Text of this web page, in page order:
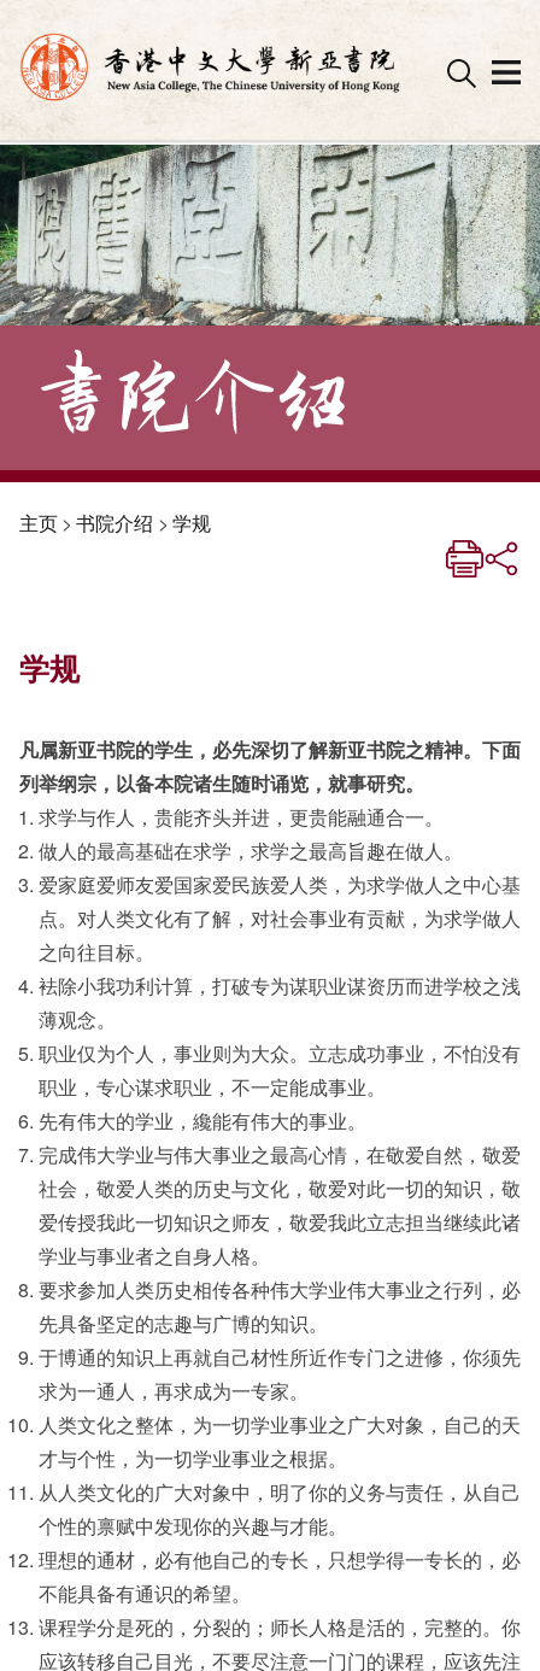
Skip
to
content
主页> 书院介绍 > 学规
学规
凡属新亚书院的学生，必先深切了解新亚书院之精神。下面
列举纲宗，以备本院诸生随时诵览，就事研究。
求学与作人，贵能齐头并进，更贵能融通合一。
做人的最高基础在求学，求学之最高旨趣在做人。
爱家庭爱师友爱国家爱民族爱人类，为求学做人之中心基
点。对人类文化有了解，对社会事业有贡献，为求学做人
之向往目标。
袪除小我功利计算，打破专为谋职业谋资历而进学校之浅
薄观念。
职业仅为个人，事业则为大众。立志成功事业，不怕没有
职业，专心谋求职业，不一定能成事业。
先有伟大的学业，纔能有伟大的事业。
完成伟大学业与伟大事业之最高心情，在敬爱自然，敬爱
社会，敬爱人类的历史与文化，敬爱对此一切的知识，敬
爱传授我此一切知识之师友，敬爱我此立志担当继续此诸
学业与事业者之自身人格。
要求参加人类历史相传各种伟大学业伟大事业之行列，必
先具备坚定的志趣与广博的知识。
于博通的知识上再就自己材性所近作专门之进修，你须先
求为一通人，再求成为一专家。
人类文化之整体，为一切学业事业之广大对象，自己的天
才与个性，为一切学业事业之根据。
从人类文化的广大对象中，明了你的义务与责任，从自己
个性的禀赋中发现你的兴趣与才能。
理想的通材，必有他自己的专长，只想学得一专长的，必
不能具备有通识的希望。
课程学分是死的，分裂的；师长人格是活的，完整的。你
应该转移自己目光，不要尽注意一门门的课程，应该先注